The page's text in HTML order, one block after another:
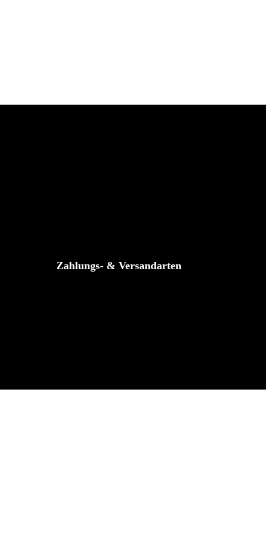
Zahlungs- & Versandarten